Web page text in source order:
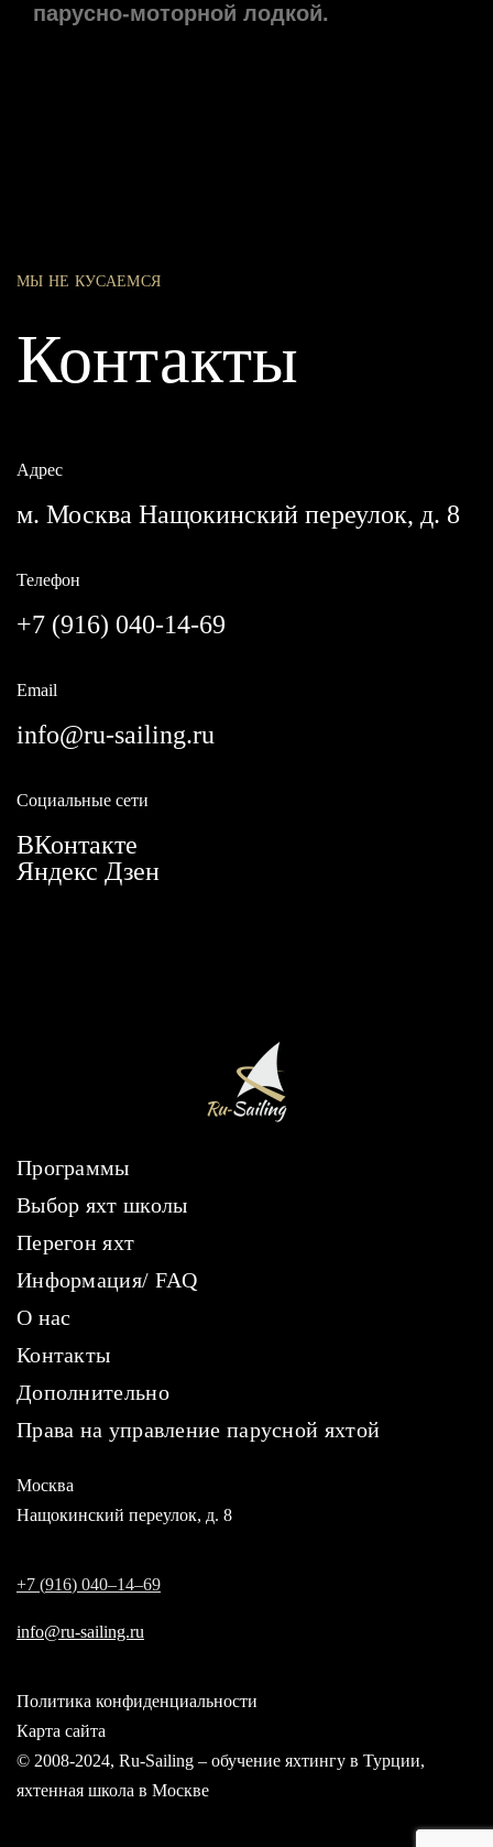
парусно-моторной лодкой.
МЫ НЕ КУСАЕМСЯ
Контакты
Адрес
м. Москва Нащокинский переулок, д. 8
Телефон
+7 (916) 040-14-69
Email
info@ru-sailing.ru
Социальные сети
ВКонтакте
Яндекс Дзен
Программы
Выбор яхт школы
Перегон яхт
Информация/ FAQ
О нас
Контакты
Дополнительно
Права на управление парусной яхтой
Москва
Нащокинский переулок, д. 8
+7 (916) 040–14–69
info@ru-sailing.ru
Политика конфиденциальности
Карта сайта
© 2008-2024, Ru-Sailing – обучение яхтингу в Турции,
яхтенная школа в Москве